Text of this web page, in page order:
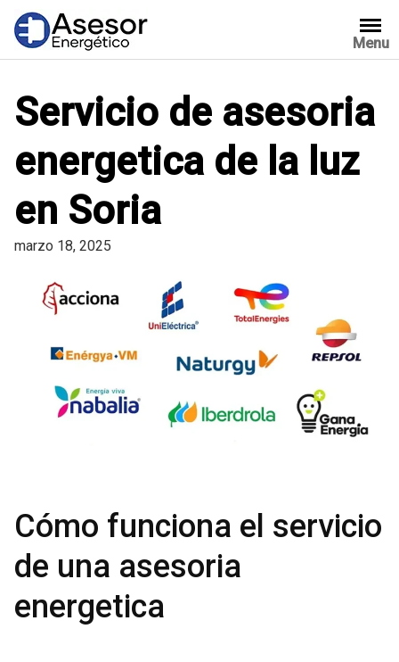
Saltar
contenido
Menu
Servicio de asesoria
energetica de la luz
en Soria
marzo 18, 2025
Cómo funciona el servicio
de una asesoria
energetica